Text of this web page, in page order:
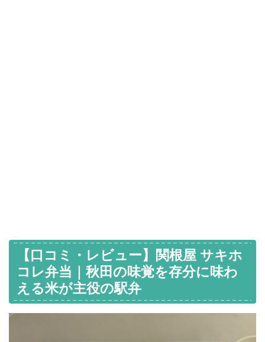
【口コミ・レビュー】関根屋 サキホ
コレ弁当｜秋田の味覚を存分に味わ
える米が主役の駅弁